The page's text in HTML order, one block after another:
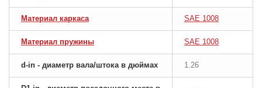
Материал каркаса SAE 1008
Материал пружины SAE 1008
d-in - диаметр вала/штока в дюймах 1.26